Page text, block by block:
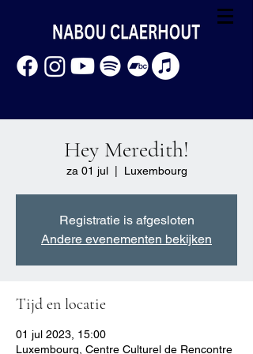
Hey Meredith!
za 01 jul
  |
Luxembourg
Registratie is afgesloten
Andere evenementen bekijken
Tijd en locatie
01 jul 2023, 15:00
Luxembourg, Centre Culturel de Rencontre